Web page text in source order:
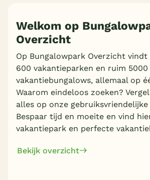
Welkom op
Overzicht
Op Bungalowpark Overzicht vindt
600 vakantieparken en ruim 5000
vakantiebungalows, allemaal op
Waarom eindeloos zoeken?
alles op onze gebruiksvriendelijke
Bespaar tijd en moeite en vind
vakantiepark en perfecte
Bekijk overzicht